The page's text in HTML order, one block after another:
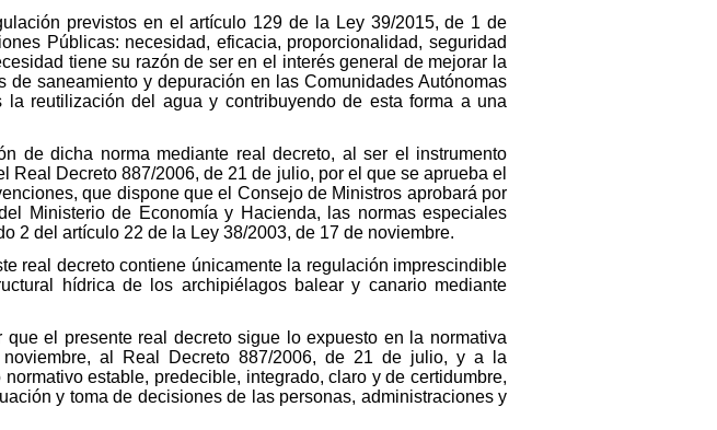
previstos en el artículo 129 de la Ley 39/2015, de 1 de
Públicas: necesidad, eficacia, proporcionalidad, seguridad
tiene su razón de ser en el interés general de mejorar la
saneamiento y depuración en las Comunidades Autónomas
reutilización del agua y contribuyendo de esta forma a una
de dicha norma mediante real decreto, al ser el instrumento
Decreto 887/2006, de 21 de julio, por el que se aprueba el
que dispone que el Consejo de Ministros aprobará por
Ministerio de Economía y Hacienda, las normas especiales
2 del artículo 22 de la Ley 38/2003, de 17 de noviembre.
real decreto contiene únicamente la regulación imprescindible
hídrica de los archipiélagos balear y canario mediante
el presente real decreto sigue lo expuesto en la normativa
al Real Decreto 887/2006, de 21 de julio, y a la
estable, predecible, integrado, claro y de certidumbre,
y toma de decisiones de las personas, administraciones y